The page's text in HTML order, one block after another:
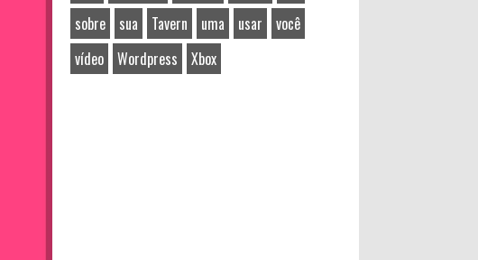
sobre
sua Tavern uma usar
você
vídeo
Wordpress Xbox